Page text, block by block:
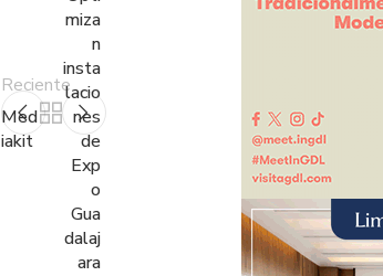
Reciente
Med
iakit
miza
n
insta
lacio
nes
de
Exp
o
Gua
dalaj
ara